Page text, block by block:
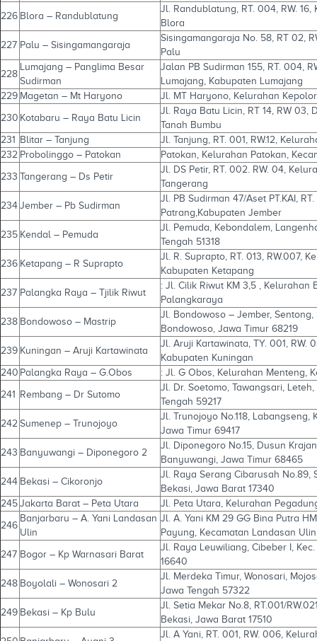
226 Blora – Randublatung
Jl. Randublatung, RT. 004, RW.
Blora
227 Palu – Sisingamangaraja
Sisingamangaraja No. 58, RT 02,
Palu
228
Lumajang – Panglima Besar
Sudirman
Jalan PB Sudirman 155, RT. 004,
Lumajang, Kabupaten Lumajang
229 Magetan – Mt Haryono Jl. MT Haryono, Kelurahan
230 Kotabaru – Raya Batu Licin
Jl. Raya Batu Licin, RT 14, RW 03,
Tanah Bumbu
231
Blitar – Tanjung
Jl. Tanjung, RT. 001, RW.12,
232 Probolinggo – Patokan Patokan, Kelurahan Patokan,
233 Tangerang – Ds Petir
Jl. DS Petir, RT. 002. RW. 04,
Tangerang
234 Jember – Pb Sudirman
Jl. PB Sudirman 47/Aset PT.KAI,
Patrang,Kabupaten Jember
235 Kendal – Pemuda
Jl. Pemuda, Kebondalem,
Tengah 51318
236 Ketapang – R Suprapto
Jl. R. Suprapto, RT. 013, RW.007,
Kabupaten Ketapang
237 Palangka Raya – Tjilik Riwut
: Jl. Cilik Riwut KM 3,5 , Kelurahan
Palangkaraya
238 Bondowoso – Mastrip
Jl. Bondowoso – Jember,
Bondowoso, Jawa Timur 68219
239 Kuningan – Aruji Kartawinata
Jl. Aruji Kartawinata, TY. 001, RW.
Kabupaten Kuningan
240 Palangka Raya – G.Obos : Jl. G Obos, Kelurahan Menteng,
241 Rembang – Dr Sutomo
Jl. Dr. Soetomo, Tawangsari,
Tengah 59217
242 Sumenep – Trunojoyo
Jl. Trunojoyo No.118, Labangseng,
Jawa Timur 69417
243 Banyuwangi – Diponegoro 2
Jl. Diponegoro No.15, Dusun
Banyuwangi, Jawa Timur 68465
244 Bekasi – Cikoronjo
Jl. Raya Serang Cibarusah No.89,
Bekasi, Jawa Barat 17340
245 Jakarta Barat – Peta Utara Jl. Peta Utara, Kelurahan
246
Banjarbaru – A. Yani Landasan
Ulin
Jl. A. Yani KM 29 GG Bina Putra
Payung, Kecamatan Landasan
247 Bogor – Kp Warnasari Barat
Jl. Raya Leuwiliang, Cibeber I,
16640
248 Boyolali – Wonosari 2
Jl. Merdeka Timur, Wonosari,
Jawa Tengah 57322
249 Bekasi – Kp Bulu
Jl. Setia Mekar No.8, RT.001/
Bekasi, Jawa Barat 17510
Jl. A Yani, RT. 001, RW. 006,